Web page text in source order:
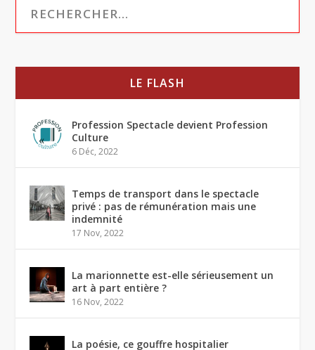
LE FLASH
Profession Spectacle devient Profession
Culture
6 Déc, 2022
Temps de transport dans le spectacle
privé : pas de rémunération mais une
indemnité
17 Nov, 2022
La marionnette est-elle sérieusement un
art à part entière ?
16 Nov, 2022
La poésie, ce gouffre hospitalier